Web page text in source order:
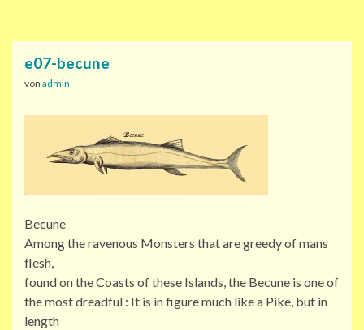
e07-becune
von admin
Becune
Among the ravenous Monsters that are greedy of mans
flesh,
found on the Coasts of these Islands, the Becune is one of
the most dreadful : It is in figure much like a Pike, but in
length